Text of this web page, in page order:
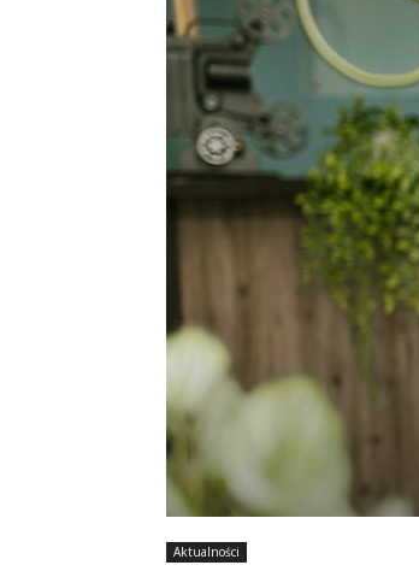
Aktualności